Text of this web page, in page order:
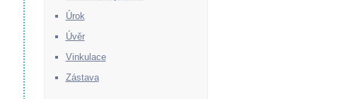
Úrok
Úvěr
Vinkulace
Zástava